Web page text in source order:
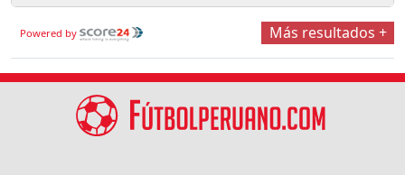
Powered by Más resultados +